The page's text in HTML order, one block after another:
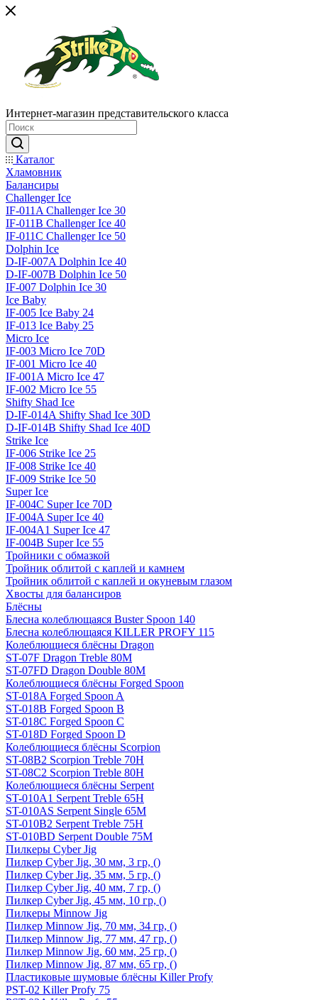
Интернет-магазин представительского класса
Каталог
Хламовник
Балансиры
Challenger Ice
IF-011A Challenger Ice 30
IF-011B Challenger Ice 40
IF-011C Challenger Ice 50
Dolphin Ice
D-IF-007A Dolphin Ice 40
D-IF-007B Dolphin Ice 50
IF-007 Dolphin Ice 30
Ice Baby
IF-005 Ice Baby 24
IF-013 Ice Baby 25
Micro Ice
IF-003 Micro Ice 70D
IF-001 Micro Ice 40
IF-001A Micro Ice 47
IF-002 Micro Ice 55
Shifty Shad Ice
D-IF-014A Shifty Shad Ice 30D
D-IF-014B Shifty Shad Ice 40D
Strike Ice
IF-006 Strike Ice 25
IF-008 Strike Ice 40
IF-009 Strike Ice 50
Super Ice
IF-004C Super Ice 70D
IF-004A Super Ice 40
IF-004A1 Super Ice 47
IF-004B Super Ice 55
Тройники с обмазкой
Тройник облитой с каплей и камнем
Тройник облитой с каплей и окуневым глазом
Хвосты для балансиров
Блёсны
Блесна колеблющаяся Buster Spoon 140
Блесна колеблющаяся KILLER PROFY 115
Колеблющиеся блёсны Dragon
ST-07F Dragon Treble 80M
ST-07FD Dragon Double 80M
Колеблющиеся блёсны Forged Spoon
ST-018A Forged Spoon A
ST-018B Forged Spoon B
ST-018C Forged Spoon C
ST-018D Forged Spoon D
Колеблющиеся блёсны Scorpion
ST-08B2 Scorpion Treble 70H
ST-08C2 Scorpion Treble 80H
Колеблющиеся блёсны Serpent
ST-010A1 Serpent Treble 65H
ST-010AS Serpent Single 65M
ST-010B2 Serpent Treble 75H
ST-010BD Serpent Double 75M
Пилкеры Cyber Jig
Пилкер Cyber Jig, 30 мм, 3 гр, ()
Пилкер Cyber Jig, 35 мм, 5 гр, ()
Пилкер Cyber Jig, 40 мм, 7 гр, ()
Пилкер Cyber Jig, 45 мм, 10 гр, ()
Пилкеры Minnow Jig
Пилкер Minnow Jig, 70 мм, 34 гр, ()
Пилкер Minnow Jig, 77 мм, 47 гр, ()
Пилкер Minnow Jig, 60 мм, 25 гр, ()
Пилкер Minnow Jig, 87 мм, 65 гр, ()
Пластиковые шумовые блёсны Killer Profy
PST-02 Killer Profy 75